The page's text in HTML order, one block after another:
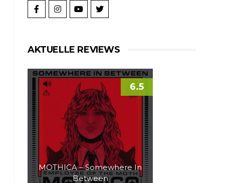
AKTUELLE REVIEWS
MOTHICA – Somewhere In
Between
6.5